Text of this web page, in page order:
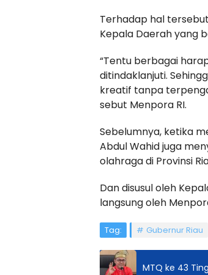
Terhadap hal
Kepala Daerah yang
“Tentu berbagai
ditindaklanjuti.
kreatif tanpa
sebut Menpora RI.
Sebelumnya, ketika
Abdul Wahid juga
olahraga di Provinsi
Dan disusul oleh
langsung oleh
Tag: Gubernur Riau
MTQ ke 43